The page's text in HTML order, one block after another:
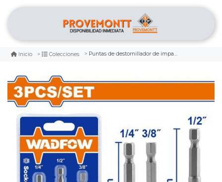
Inicio Colecciones Puntas de destornillador de impacto ph2 50mm wadfow